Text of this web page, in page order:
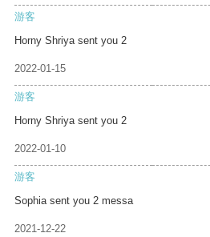
游客
Horny Shriya sent you 2
2022-01-15
游客
Horny Shriya sent you 2
2022-01-10
游客
Sophia sent you 2 messa
2021-12-22